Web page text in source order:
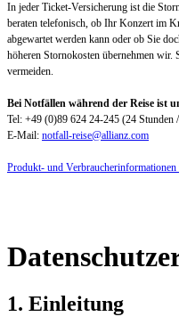
In jeder Ticket-Versicherung ist die
beraten telefonisch, ob Ihr Konzert im
abgewartet werden kann oder ob Sie
höheren Stornokosten übernehmen wir.
vermeiden.
Bei Notfällen während der Reise ist
Tel: +49 (0)89 624 24-245 (24 Stunden
E-Mail: notfall-reise@allianz.com
Produkt- und
1. Einleitung